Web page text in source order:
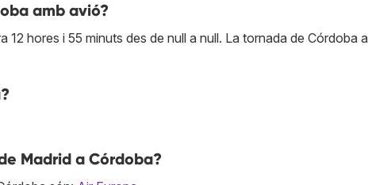
amb avió?
hores i 55 minuts des de null a null. La tornada de Córdoba a
Madrid a Córdoba?